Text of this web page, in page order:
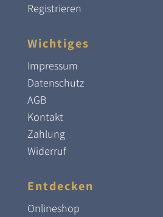
Registrieren
Wichtiges
Impressum
Datenschutz
AGB
Kontakt
Zahlung
Widerruf
Entdecken
Onlineshop